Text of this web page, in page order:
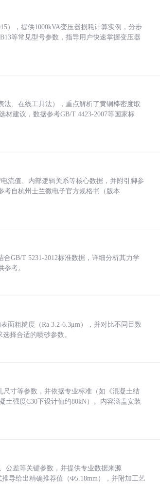
），提供1000kVA变压器损耗计算实例，分步
等常见型号参数，指导用户快速掌握变压器
、在线工具法），重点解析了黄铜棒密度取
材建议，数据参考GB/T 4423-2007等国家标
流值、内部逻辑关系等核心数据，并附引脚参
考自杭州士兰微电子官方规格书（版本
GB/T 5231-2012标准数据，详细分析其力学
考。
面粗糙度（Ra 3.2-6.3μm），并对比不同目数
择合适的喷砂参数。
寸等参数，并依据专业标准（如《混凝土结
土强度C30下设计值约80kN）。内容涵盖安装
公差等关键参数，并提供专业数据来源
导给出精确推荐值（Φ5.18mm），并附加工艺